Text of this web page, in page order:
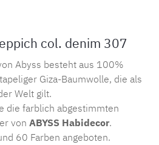
col. denim 307
Abyss besteht aus 100%
Giza-Baumwolle, die als
Welt gilt.
die farblich abgestimmten
von ABYSS Habidecor.
60 Farben angeboten.